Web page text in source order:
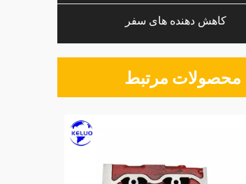
کاهش دهنده های سفر
محصولات مرتبط